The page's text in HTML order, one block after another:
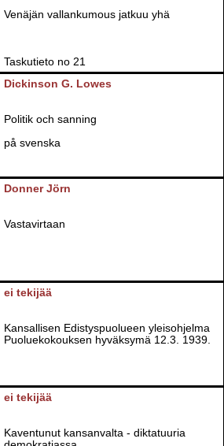
Venäjän vallankumous jatkuu yhä
Taskutieto no 21
Dickinson G. Lowes
Politik och sanning
på svenska
Donner Jörn
Vastavirtaan
ei tekijää
Kansallisen Edistyspuolueen yleisohjelma
Puoluekokouksen hyväksymä 12.3. 1939.
ei tekijää
Kaventunut kansanvalta - diktatuuria